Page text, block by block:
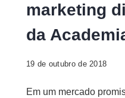
marketing
da
19 de outubro de 2018
Em um mercado